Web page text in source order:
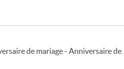
de mariage - Anniversaire de